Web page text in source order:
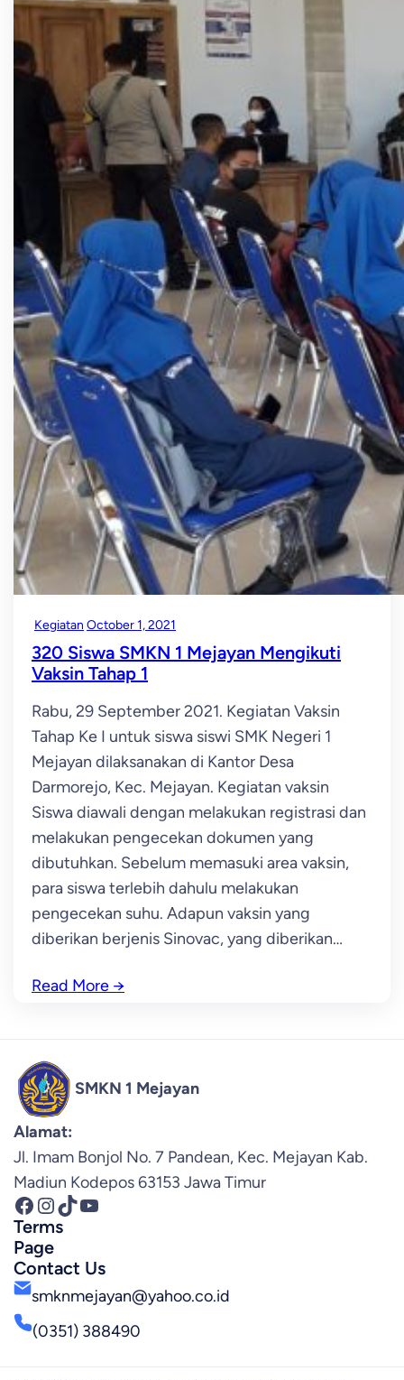
Kegiatan October 1, 2021
320 Siswa SMKN 1 Mejayan Mengikuti
Vaksin Tahap 1
Rabu, 29 September 2021. Kegiatan Vaksin
Tahap Ke I untuk siswa siswi SMK Negeri 1
Mejayan dilaksanakan di Kantor Desa
Darmorejo, Kec. Mejayan. Kegiatan vaksin
Siswa diawali dengan melakukan registrasi dan
melakukan pengecekan dokumen yang
dibutuhkan. Sebelum memasuki area vaksin,
para siswa terlebih dahulu melakukan
pengecekan suhu. Adapun vaksin yang
diberikan berjenis Sinovac, yang diberikan…
Read More →
SMKN 1 Mejayan
Alamat:
Jl. Imam Bonjol No. 7 Pandean, Kec. Mejayan Kab.
Madiun Kodepos 63153 Jawa Timur
Facebook InstagramTikTok YouTube
Terms
Page
Contact Us
smknmejayan@yahoo.co.id
(0351) 388490